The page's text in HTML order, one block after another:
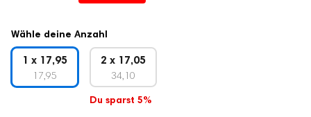
war:
39.95
ist:
17.95.
Wähle deine Anzahl
1 x 17,95
17,95
2 x 17,05
34,10
Du sparst 5%
Muttermilchbeutel
Brustmassagegeräte
Stilleinlagen
Stillkissen